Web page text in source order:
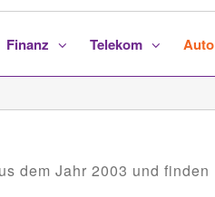
Finanz Telekom Auto
dem Jahr 2003 und finden